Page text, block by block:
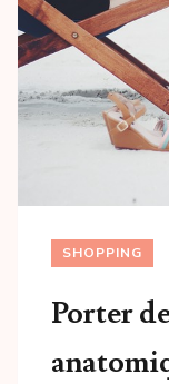
SHOPPING
Porter